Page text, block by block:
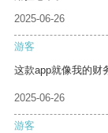
2025-06-26
游客
这款app就像我的财
2025-06-26
游客